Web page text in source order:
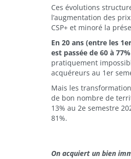
Ces évolutions
l’augmentation des
CSP+ et minoré la
En 20 ans (entre les
est passée de 60 à
pratiquement
acquéreurs au 1er
Mais les
de bon nombre de
13% au 2e semestre
81%.
On acquiert un bien